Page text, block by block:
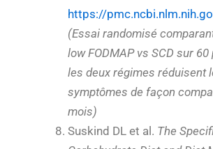
https://
(Essai randomisé
low FODMAP vs SCD sur
les deux régimes réduisent
symptômes de façon
mois)
Suskind DL et al. The